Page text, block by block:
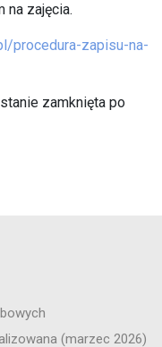
na zajęcia.
procedura-zapisu-na-
zamknięta po
(marzec 2026)